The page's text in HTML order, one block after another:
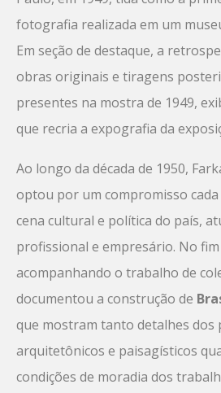
fotografia realizada em um
Em seção de destaque, a
obras originais e tiragens
presentes na mostra de 1949,
que recria a expografia da
Ao longo da década de 1950,
optou por um compromisso cada
cena cultural e política do país,
profissional e empresário. No fim
acompanhando o trabalho de
documentou a construção de
que mostram tanto detalhes dos
arquitetônicos e paisagísticos
condições de moradia dos